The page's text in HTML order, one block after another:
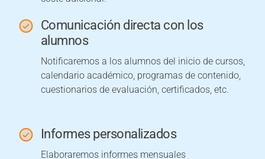
Comunicación directa con los
alumnos
Notificaremos a los alumnos del inicio de cursos,
calendario académico, programas de contenido,
cuestionarios de evaluación, certificados, etc.
Informes personalizados
Elaboraremos informes mensuales